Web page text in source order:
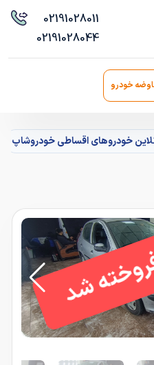
02191028011
02191028044
خودرو
خودروهای اقساطی خودروشاپ
شد